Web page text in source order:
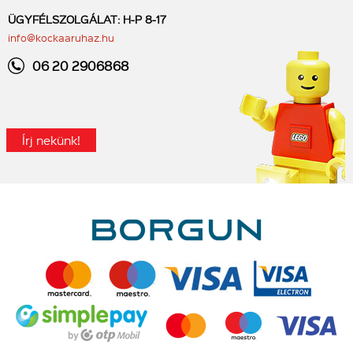
ÜGYFÉLSZOLGÁLAT: H-P 8-17
info@kockaaruhaz.hu
06 20 2906868
Írj nekünk!